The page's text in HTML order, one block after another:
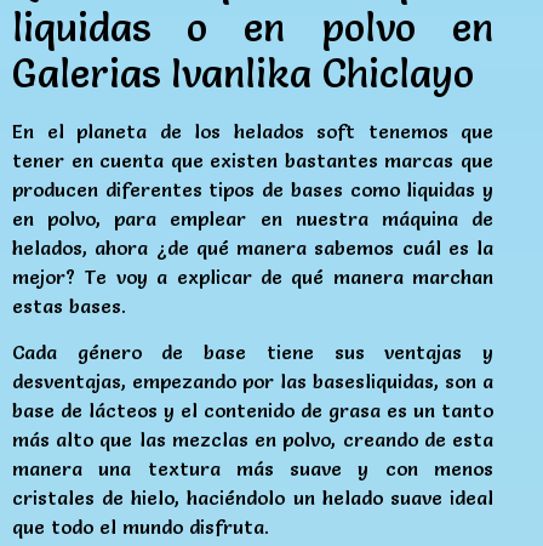
liquidas o en polvo en
Galerias Ivanlika Chiclayo
En el planeta de los helados soft tenemos que
tener en cuenta que existen bastantes marcas que
producen diferentes tipos de bases como liquidas y
en polvo, para emplear en nuestra máquina de
helados, ahora ¿de qué manera sabemos cuál es la
mejor? Te voy a explicar de qué manera marchan
estas bases.
Cada género de base tiene sus ventajas y
desventajas, empezando por las basesliquidas, son a
base de lácteos y el contenido de grasa es un tanto
más alto que las mezclas en polvo, creando de esta
manera una textura más suave y con menos
cristales de hielo, haciéndolo un helado suave ideal
que todo el mundo disfruta.